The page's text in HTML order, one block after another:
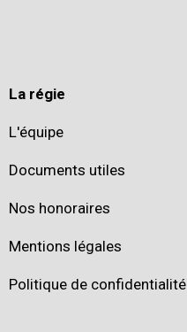
La régie
L'équipe
Documents utiles
Nos honoraires
Mentions légales
Politique de confidentialité